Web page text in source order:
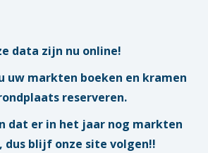
data zijn nu online!
uw markten boeken en kramen
reserveren.
dat er in het jaar nog markten
dus blijf onze site volgen!!